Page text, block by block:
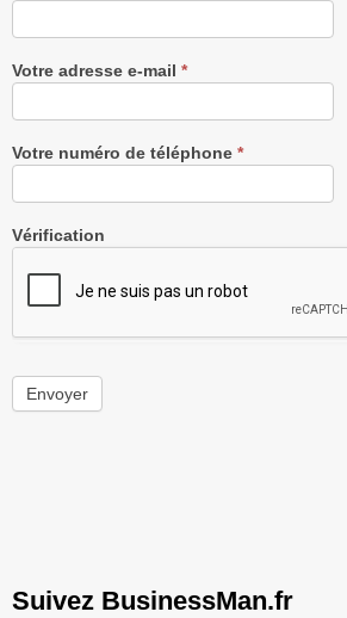
Votre adresse e-mail *
Votre numéro de téléphone *
Vérification
Envoyer
Suivez BusinessMan.fr